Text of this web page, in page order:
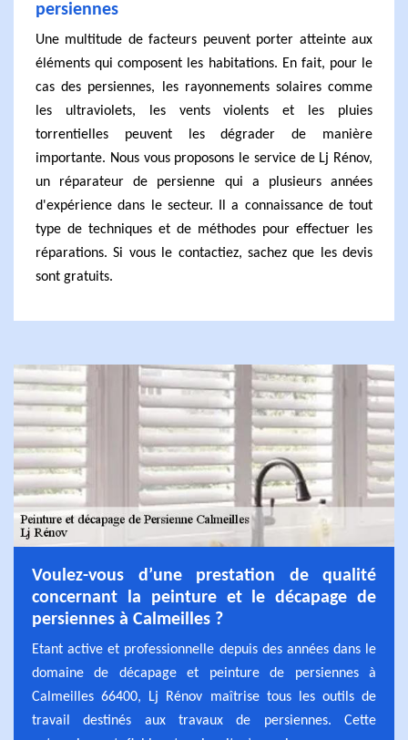
persiennes
Une multitude de facteurs peuvent porter atteinte aux
éléments qui composent les habitations. En fait, pour le
cas des persiennes, les rayonnements solaires comme
les ultraviolets, les vents violents et les pluies
torrentielles peuvent les dégrader de manière
importante. Nous vous proposons le service de Lj Rénov,
un réparateur de persienne qui a plusieurs années
d'expérience dans le secteur. Il a connaissance de tout
type de techniques et de méthodes pour effectuer les
réparations. Si vous le contactiez, sachez que les devis
sont gratuits.
Voulez-vous d’une prestation de qualité
concernant la peinture et le décapage de
persiennes à Calmeilles ?
Etant active et professionnelle depuis des années dans le
domaine de décapage et peinture de persiennes à
Calmeilles 66400, Lj Rénov maîtrise tous les outils de
travail destinés aux travaux de persiennes. Cette